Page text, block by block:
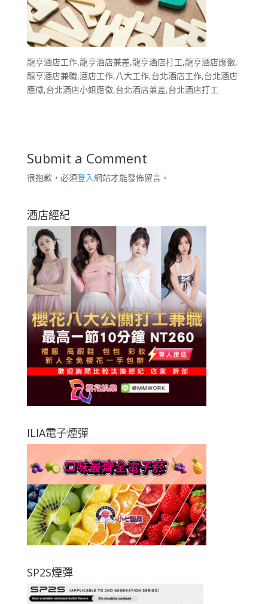
龍亨酒店工作,龍亨酒店兼差,龍亨酒店打工,龍亨酒店應徵,
龍亨酒店兼職,酒店工作,八大工作,台北酒店工作,台北酒店
應徵,台北酒店小姐應徵,台北酒店兼差,台北酒店打工
Submit a Comment
很抱歉，必須登入網站才能發佈留言。
酒店經紀
ILIA電子煙彈
SP2S煙彈